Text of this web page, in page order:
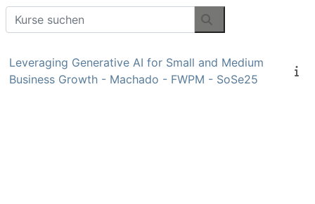
Kurse suchen
Kurse suchen
Leveraging Generative AI for Small and Medium
Business Growth - Machado - FWPM - SoSe25